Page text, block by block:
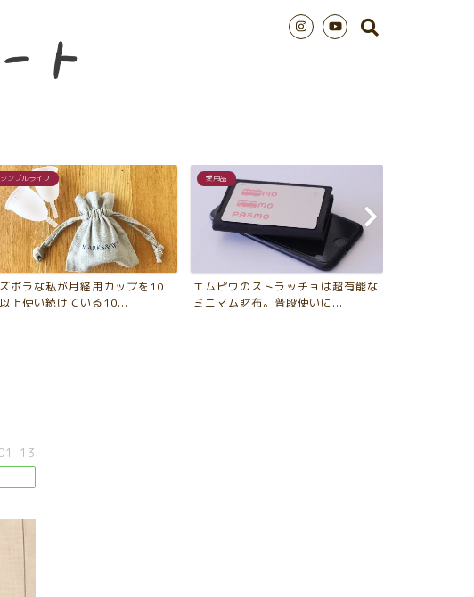
シンプルライフ
ボラな私が月経用カップを10
上使い続けている10...
愛用品
エムピウのストラッチョは超有能な
ミニマム財布。普段使いに...
13